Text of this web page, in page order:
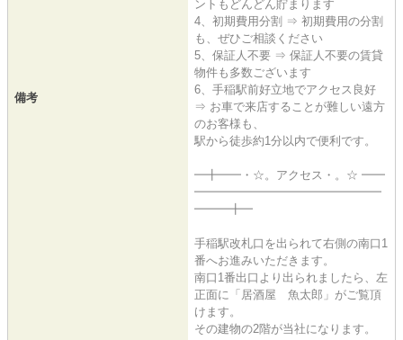
備考
ントもどんどん貯まります
4、初期費用分割 ⇒ 初期費用の分割
も、ぜひご相談ください
5、保証人不要 ⇒ 保証人不要の賃貸
物件も多数ございます
6、手稲駅前好立地でアクセス良好
⇒ お車で来店することが難しい遠方
のお客様も、
駅から徒歩約1分以内で便利です。
━╋━━・☆。アクセス・。☆ ━━
━━━━━━━━━━━━━━━━
━━━╋━
手稲駅改札口を出られて右側の南口1
番へお進みいただきます。
南口1番出口より出られましたら、左
正面に「居酒屋 魚太郎」がご覧頂
けます。
その建物の2階が当社になります。